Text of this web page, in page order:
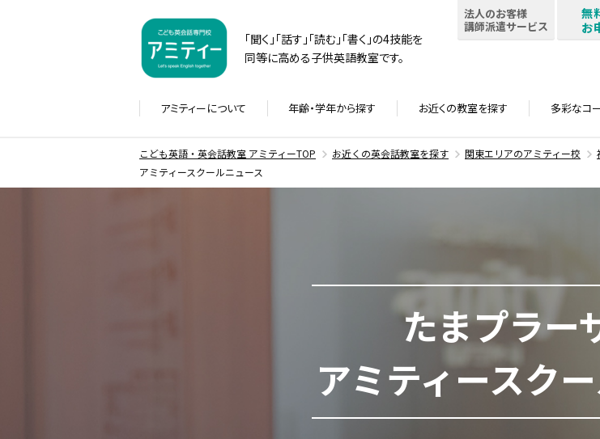
「聞く」「話す」「読む」「書く」の4技能を
同等に高める子供英語教室です。
法人のお客様
講師派遣サービス
無
お
アミティーについて 年齢・学年から探す お近くの教室を探す 多彩なコー
こども英語・英会話教室 アミティーTOP お近くの英会話教室を探す 関東エリアのアミティー校
アミティースクールニュース
たまプラー
アミティースク